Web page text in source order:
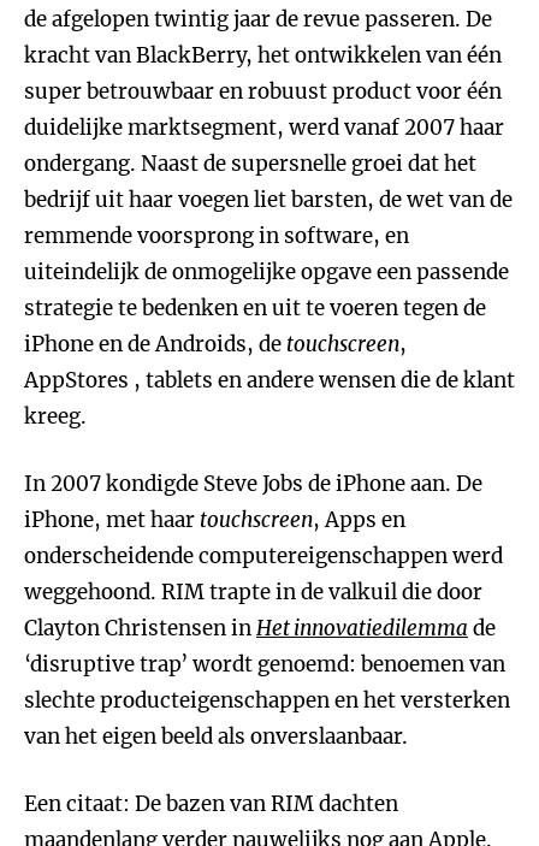
de afgelopen twintig jaar de revue passeren. De
kracht van BlackBerry, het ontwikkelen van één
super betrouwbaar en robuust product voor één
duidelijke marktsegment, werd vanaf 2007 haar
ondergang. Naast de supersnelle groei dat het
bedrijf uit haar voegen liet barsten, de wet van de
remmende voorsprong in software, en
uiteindelijk de onmogelijke opgave een passende
strategie te bedenken en uit te voeren tegen de
iPhone en de Androids, de touchscreen,
AppStores , tablets en andere wensen die de klant
kreeg.
In 2007 kondigde Steve Jobs de iPhone aan. De
iPhone, met haar touchscreen, Apps en
onderscheidende computereigenschappen werd
weggehoond. RIM trapte in de valkuil die door
Clayton Christensen inHet innovatiedilemma de
‘disruptive trap’ wordt genoemd: benoemen van
slechte producteigenschappen en het versterken
van het eigen beeld als onverslaanbaar.
Een citaat: De bazen van RIM dachten
maandenlang verder nauwelijks nog aan Apple.